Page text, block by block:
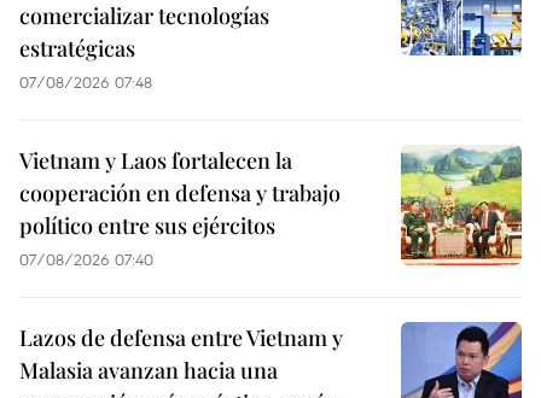
comercializar tecnologías
estratégicas
07/08/2026 07:48
Vietnam y Laos fortalecen la
cooperación en defensa y trabajo
político entre sus ejércitos
07/08/2026 07:40
Lazos de defensa entre Vietnam y
Malasia avanzan hacia una